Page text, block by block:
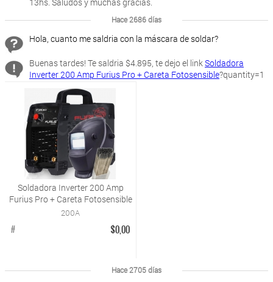
Hace 2686 días
Hola, cuanto me saldria con la máscara de soldar?
Buenas tardes! Te saldria $4.895, te dejo el linkSoldadora
Inverter 200 Amp Furius Pro + Careta Fotosensible?quantity=1
Soldadora Inverter 200 Amp
Furius Pro + Careta Fotosensible
200A
$0,00
#
Hace 2705 días